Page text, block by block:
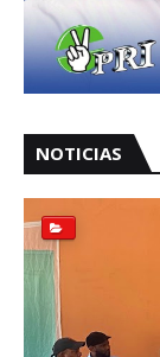
NOTICIAS